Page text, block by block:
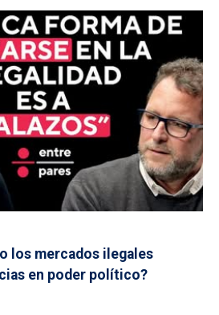
los mercados ilegales
en poder político?